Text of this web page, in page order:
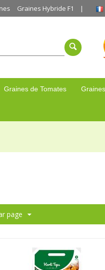
Graines Hybride F1
Graines de Tomates
page